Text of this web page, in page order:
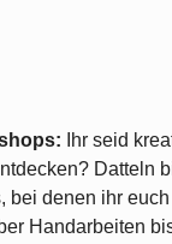
Ihr seid
Datteln
bei denen ihr
Handarbeiten